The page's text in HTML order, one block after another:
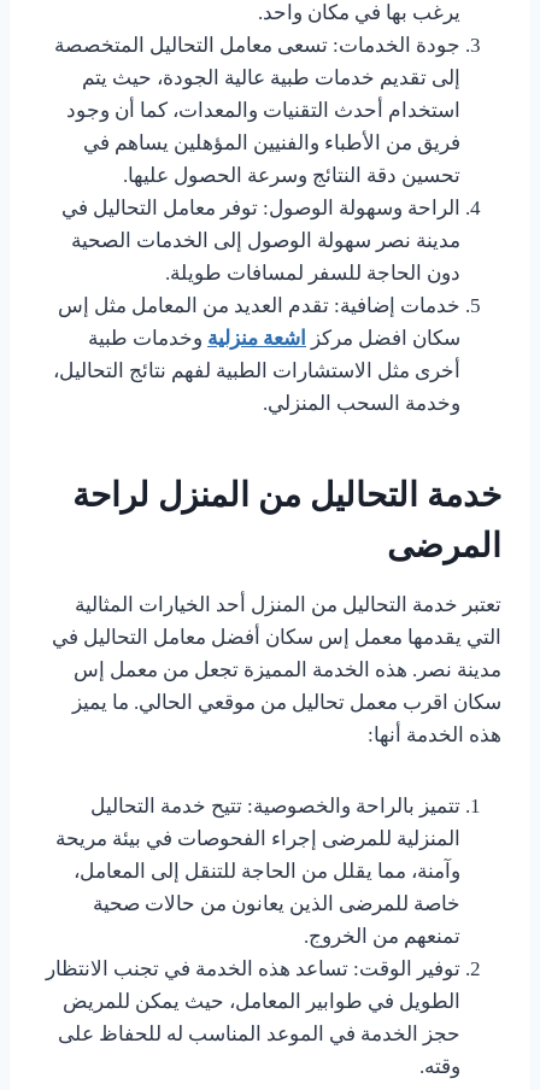
يرغب بها في مكان واحد.
جودة الخدمات: تسعى معامل التحاليل المتخصصة
إلى تقديم خدمات طبية عالية الجودة، حيث يتم
استخدام أحدث التقنيات والمعدات، كما أن وجود
فريق من الأطباء والفنيين المؤهلين يساهم في
تحسين دقة النتائج وسرعة الحصول عليها.
الراحة وسهولة الوصول: توفر معامل التحاليل في
مدينة نصر سهولة الوصول إلى الخدمات الصحية
دون الحاجة للسفر لمسافات طويلة.
خدمات إضافية: تقدم العديد من المعامل مثل إس
سكان افضل مركز
اشعة منزلية وخدمات طبية
أخرى مثل الاستشارات الطبية لفهم نتائج التحاليل،
وخدمة السحب المنزلي.
خدمة التحاليل من المنزل لراحة
المرضى
تعتبر خدمة التحاليل من المنزل أحد الخيارات المثالية
التي يقدمها معمل إس سكان أفضل معامل التحاليل في
مدينة نصر. هذه الخدمة المميزة تجعل من معمل إس
سكان اقرب معمل تحاليل من موقعي الحالي. ما يميز
هذه الخدمة أنها:
تتميز بالراحة والخصوصية: تتيح خدمة التحاليل
المنزلية للمرضى إجراء الفحوصات في بيئة مريحة
وآمنة، مما يقلل من الحاجة للتنقل إلى المعامل،
خاصة للمرضى الذين يعانون من حالات صحية
تمنعهم من الخروج.
توفير الوقت: تساعد هذه الخدمة في تجنب الانتظار
الطويل في طوابير المعامل، حيث يمكن للمريض
حجز الخدمة في الموعد المناسب له للحفاظ على
وقته.